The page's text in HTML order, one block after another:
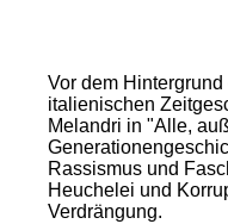
Vor dem
italie­nischen
Melandri in "Alle,
Rassismus und
Heuchelei und
Verdrängung.